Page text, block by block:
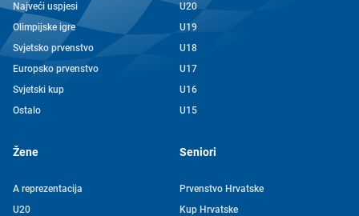
Najveći uspjesi
Olimpijske igre
Svjetsko prvenstvo
Europsko prvenstvo
Svjetski kup
Ostalo
U20
U19
U18
U17
U16
U15
Žene
A reprezentacija
U20
Seniori
Prvenstvo Hrvatske
Kup Hrvatske